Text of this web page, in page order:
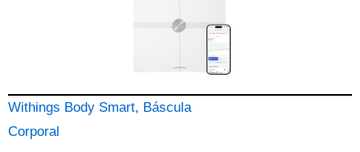
Withings Body Smart, Báscula
Corporal